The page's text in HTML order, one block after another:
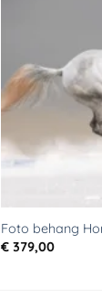
Foto behang
€379,00